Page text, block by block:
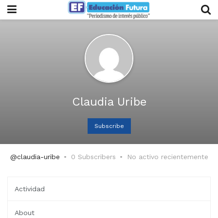
Claudia Uribe
Subscribe
@claudia-uribe 0 Subscribers No activo recientemente
Actividad
About